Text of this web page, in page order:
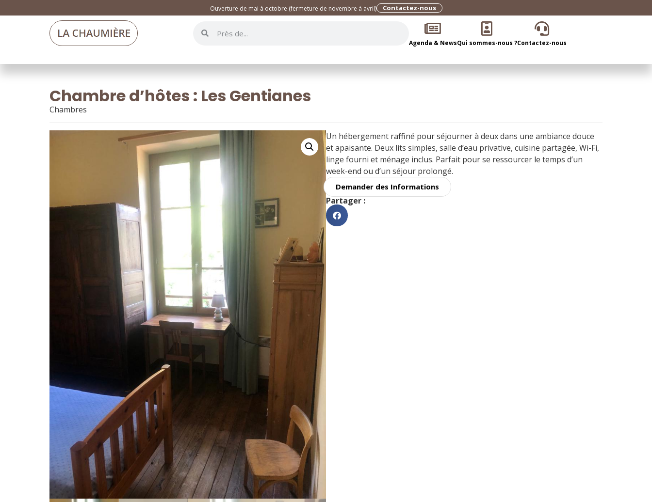
Ouverture de mai à octobre (fermeture de novembre à avril) Contactez-nous
Agenda & NewsQui sommes-nous ?Contactez-nous
Chambre d’hôtes : Les Gentianes
Chambres
Un hébergement raffiné pour séjourner à deux dans une ambiance douce
et apaisante. Deux lits simples, salle d’eau privative, cuisine partagée, Wi-Fi,
linge fourni et ménage inclus. Parfait pour se ressourcer le temps d’un
week-end ou d’un séjour prolongé.
Demander des Informations
Partager :